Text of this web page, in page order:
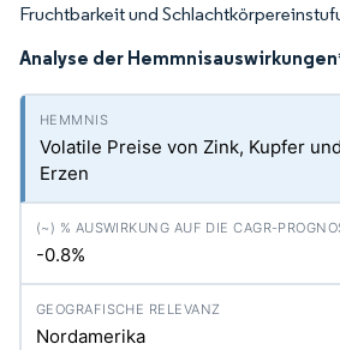
Fruchtbarkeit und
Analyse der Hemmnisauswirkungen
Volatile Preise von Zink, Kupfer
Erzen
-0.8%
Nordamerika